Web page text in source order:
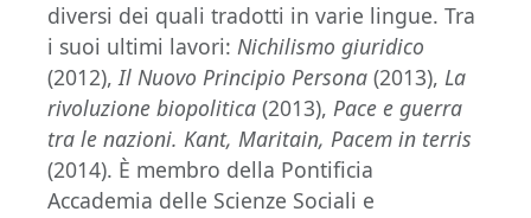
diversi dei quali tradotti in varie lingue. Tra
i suoi ultimi lavori: Nichilismo giuridico
(2012),Il Nuovo Principio Persona (2013), La
rivoluzione biopolitica (2013), Pace e guerra
tra le nazioni. Kant, Maritain, Pacem in terris
(2014). È membro della Pontificia
Accademia delle Scienze Sociali e